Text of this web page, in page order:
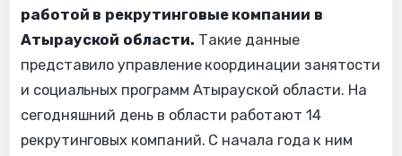
работой в рекрутинговые компании в
Атырауской области. Такие данные
представило управление координации занятости
и социальных программ Атырауской области. На
сегодняшний день в области работают 14
рекрутинговых компаний. С начала года к ним